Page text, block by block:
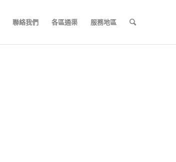
聯絡我們 各區通渠 服務地區